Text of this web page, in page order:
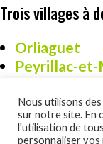
Trois villages à
Orliaguet
Peyrillac-et-
Nous utilisons
sur notre site. En
l'utilisation de
personnaliser vos